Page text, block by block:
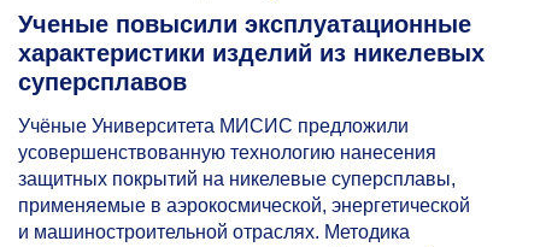
Ученые повысили эксплуатационные
характеристики изделий из никелевых
суперсплавов
Учёные Университета МИСИС предложили
усовершенствованную технологию нанесения
защитных покрытий на никелевые суперсплавы,
применяемые в аэрокосмической, энергетической
и машиностроительной отраслях. Методика